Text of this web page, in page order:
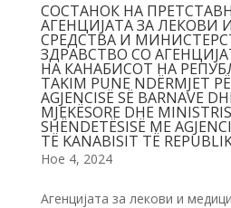
СОСТАНОК НА
АГЕНЦИЈАТА ЗА
СРЕДСТВА И
ЗДРАВСТВО СО
НА КАНАБИСОТ НА
TAKIM PUNE NDËRMJET
AGJENCISË SË BARNAVE
MJEKËSORE DHE
SHËNDETËSISË ME
TË KANABISIT TË
Ное 4, 2024
Агенцијата за лекови и